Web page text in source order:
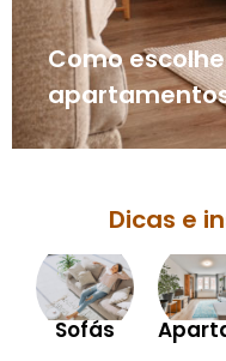
Como
Dicas e
Sofás